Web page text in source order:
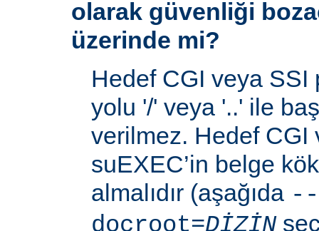
olarak güvenliği
üzerinde mi?
Hedef CGI veya SSI
yolu '/' veya '..' ile
verilmez. Hedef CGI
suEXEC’in belge
almalıdır (aşağıda
docroot=DİZİN